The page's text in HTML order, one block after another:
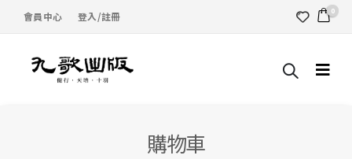
會員中心 登入/註冊 0
購物車